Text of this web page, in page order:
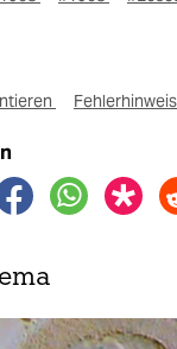
Fehlerhinweis